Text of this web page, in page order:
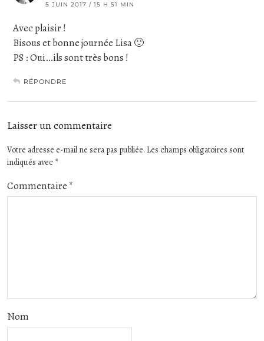
5 JUIN 2017 / 15 H 51 MIN
Avec plaisir !
Bisous et bonne journée Lisa 🙂
PS : Oui…ils sont très bons !
RÉPONDRE
Laisser un commentaire
Votre adresse e-mail ne sera pas publiée. Les champs obligatoires sont
indiqués avec *
Commentaire *
Nom